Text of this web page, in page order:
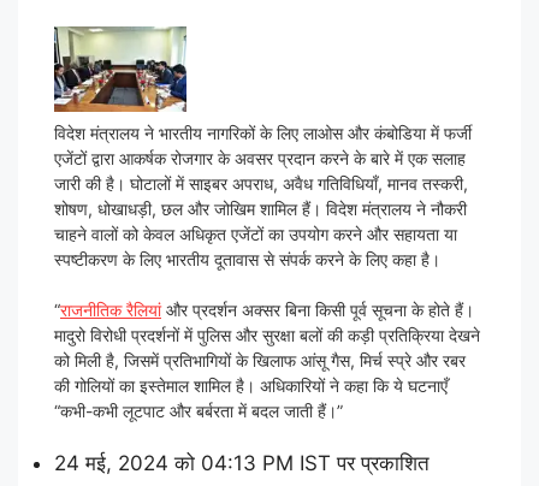
विदेश मंत्रालय ने भारतीय नागरिकों के लिए लाओस और कंबोडिया में फर्जी
एजेंटों द्वारा आकर्षक रोजगार के अवसर प्रदान करने के बारे में एक सलाह
जारी की है। घोटालों में साइबर अपराध, अवैध गतिविधियाँ, मानव तस्करी,
शोषण, धोखाधड़ी, छल और जोखिम शामिल हैं। विदेश मंत्रालय ने नौकरी
चाहने वालों को केवल अधिकृत एजेंटों का उपयोग करने और सहायता या
स्पष्टीकरण के लिए भारतीय दूतावास से संपर्क करने के लिए कहा है।
“राजनीतिक रैलियांऔर प्रदर्शन अक्सर बिना किसी पूर्व सूचना के होते हैं।
मादुरो विरोधी प्रदर्शनों में पुलिस और सुरक्षा बलों की कड़ी प्रतिक्रिया देखने
को मिली है, जिसमें प्रतिभागियों के खिलाफ आंसू गैस, मिर्च स्प्रे और रबर
की गोलियों का इस्तेमाल शामिल है। अधिकारियों ने कहा कि ये घटनाएँ
“कभी-कभी लूटपाट और बर्बरता में बदल जाती हैं।”
24 मई, 2024 को 04:13 PM IST पर प्रकाशित